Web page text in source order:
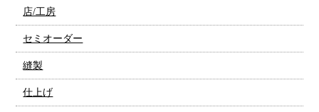
店/工房
セミオーダー
縫製
仕上げ